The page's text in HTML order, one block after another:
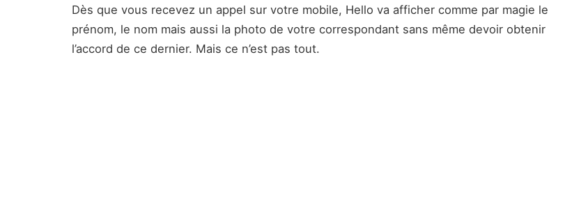
Dès que vous recevez un appel sur votre mobile, Hello va afficher comme par magie le
prénom, le nom mais aussi la photo de votre correspondant sans même devoir obtenir
l’accord de ce dernier. Mais ce n’est pas tout.